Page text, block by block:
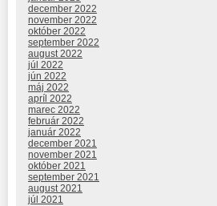
december 2022
november 2022
október 2022
september 2022
august 2022
júl 2022
jún 2022
máj 2022
apríl 2022
marec 2022
február 2022
január 2022
december 2021
november 2021
október 2021
september 2021
august 2021
júl 2021